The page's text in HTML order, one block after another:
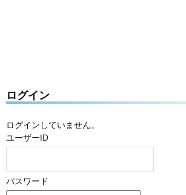
ログイン
ログインしていません。
ユーザーID
パスワード